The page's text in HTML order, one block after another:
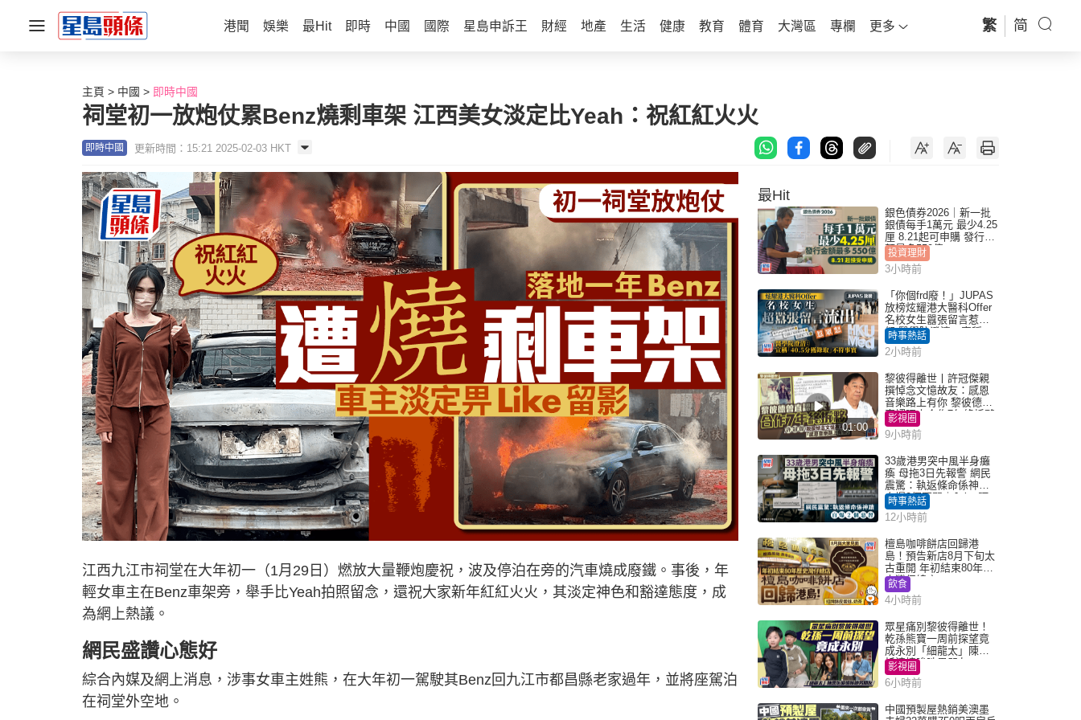
港聞 娛樂 最Hit 即時 中國 國際 星島申訴王 財經 地產 生活 健康 教育 體育 大灣區 專欄 更多 繁 简
主頁 中國 即時中國
祠堂初一放炮仗累Benz燒剩車架 江西美女淡定比Yeah：祝紅紅火火
即時中國 更新時間：15:21 2025-02-03 HKT
江西九江市祠堂在大年初一（1月29日）燃放大量鞭炮慶祝，波及停泊在旁的汽車燒成廢鐵。事後，年
輕女車主在Benz車架旁，舉手比Yeah拍照留念，還祝大家新年紅紅火火，其淡定神色和豁達態度，成
為網上熱議。
網民盛讚心態好
綜合內媒及網上消息，涉事女車主姓熊，在大年初一駕駛其Benz回九江市都昌縣老家過年，並將座駕泊
在祠堂外空地。
最Hit
銀色債券2026｜新一批
銀債每手1萬元 最少4.25
厘 8.21起可申購 發行金
額最多550億
投資理財
3小時前
「你個frd廢！」JUPAS
放榜炫耀港大醫科Offer
名校女生囂張留言惹眾
怒 醫學院澄清：宣稱
「40.5分獲錄取」不符事
實｜Juicy叮
時事熱話
2小時前
01:00
黎彼得離世丨許冠傑親
撰悼念文憶故友：感恩
音樂路上有你 黎彼德曾
直認唔夾合作7年終拆夥
影視圈
9小時前
33歲港男突中風半身癱
瘓 母拖3日先報警 網民
震驚：執返條命係神蹟
自爆2個惡習｜Juicy叮
時事熱話
12小時前
檀島咖啡餅店回歸港
島！預告新店8月下旬太
古重開 年初結束80年歷
史灣仔總店
飲食
4小時前
眾星痛別黎彼得離世！
乾孫熊寶一周前探望竟
成永別「細龍太」陳思
圻淚憶唉吔男朋友
影視圈
6小時前
中國預製屋熱銷美澳墨